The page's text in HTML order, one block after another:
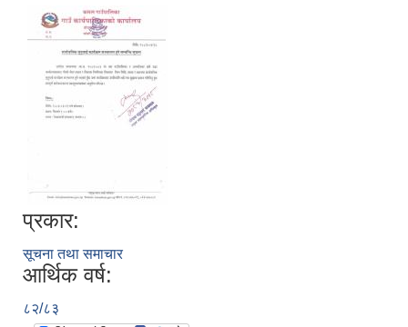
प्रकार:
सूचना तथा समाचार
आर्थिक वर्ष:
८२/८३